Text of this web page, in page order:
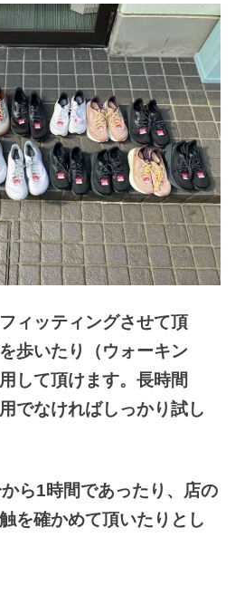
ィッティングさせて頂
歩いたり（ウォーキン
して頂けます。長時間
でなければしっかり試し
ら1時間であったり、店の
を確かめて頂いたりとし